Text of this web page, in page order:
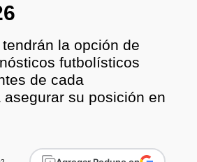
la opción de
futbolísticos
de cada
su posición en